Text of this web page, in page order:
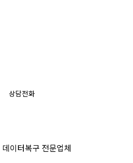
상담전화
이터복구 전문업체